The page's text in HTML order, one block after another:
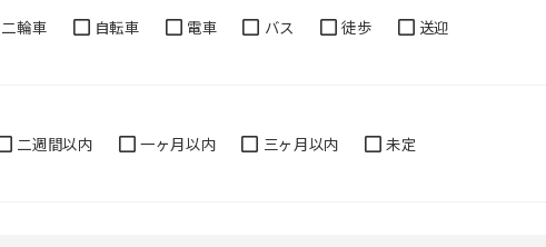
二輪車 自転車 電車 バス 徒歩 送迎
二週間以内 一ヶ月以内 三ヶ月以内 未定